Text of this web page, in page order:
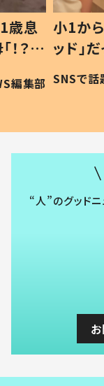
歳息
？」
編集部
小1か
ッド」
作り
#令和の
SNSで話
“人”のグッド